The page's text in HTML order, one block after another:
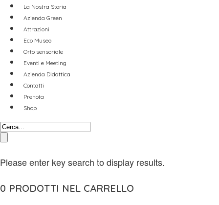
La Nostra Storia
Azienda Green
Attrazioni
Eco Museo
Orto sensoriale
Eventi e Meeting
Azienda Didattica
Contatti
Prenota
Shop
Please enter key search to display results.
0 PRODOTTI NEL CARRELLO